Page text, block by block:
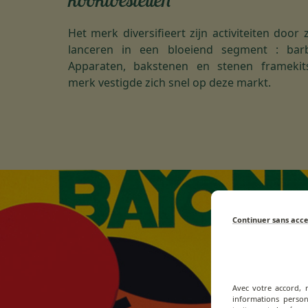
Het merk diversifieert zijn activiteiten door
lanceren in een bloeiend segment :
Apparaten, bakstenen en stenen
merk vestigde zich snel op deze markt.
Continuer sans
Avec votre accord,
informations